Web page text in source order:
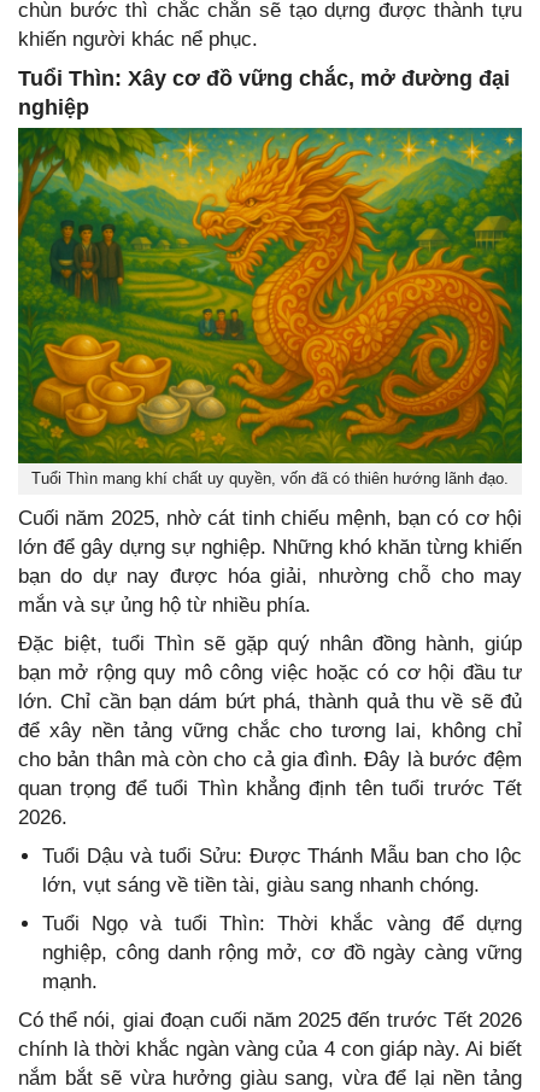
chùn bước thì chắc chắn sẽ tạo dựng được thành tựu
khiến người khác nể phục.
Tuổi Thìn: Xây cơ đồ vững chắc, mở đường đại
nghiệp
Tuổi Thìn mang khí chất uy quyền, vốn đã có thiên hướng lãnh đạo.
Cuối năm 2025, nhờ cát tinh chiếu mệnh, bạn có cơ hội
lớn để gây dựng sự nghiệp. Những khó khăn từng khiến
bạn do dự nay được hóa giải, nhường chỗ cho may
mắn và sự ủng hộ từ nhiều phía.
Đặc biệt, tuổi Thìn sẽ gặp quý nhân đồng hành, giúp
bạn mở rộng quy mô công việc hoặc có cơ hội đầu tư
lớn. Chỉ cần bạn dám bứt phá, thành quả thu về sẽ đủ
để xây nền tảng vững chắc cho tương lai, không chỉ
cho bản thân mà còn cho cả gia đình. Đây là bước đệm
quan trọng để tuổi Thìn khẳng định tên tuổi trước Tết
2026.
Tuổi Dậu và tuổi Sửu: Được Thánh Mẫu ban cho lộc
lớn, vụt sáng về tiền tài, giàu sang nhanh chóng.
Tuổi Ngọ và tuổi Thìn: Thời khắc vàng để dựng
nghiệp, công danh rộng mở, cơ đồ ngày càng vững
mạnh.
Có thể nói, giai đoạn cuối năm 2025 đến trước Tết 2026
chính là thời khắc ngàn vàng của 4 con giáp này. Ai biết
nắm bắt sẽ vừa hưởng giàu sang, vừa để lại nền tảng